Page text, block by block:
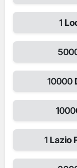
1
10000
1 Lazio